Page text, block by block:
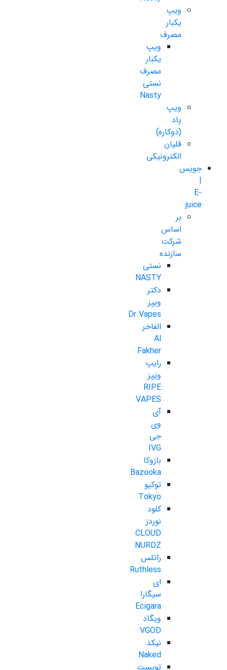
ویپ
یکبار
مصرف
ویپ
یکبار
مصرف
نستی
Nasty
ویپ
پاد
(دوکاره)
قلیان
الکترونیکی
جویس
|
E-
juice
بر
اساس
شرکت
سازنده
نستی
NASTY
دکتر
ویپز
Dr.Vapes
الفاخر
Al
Fakher
رایپ
ویپز
RIPE
VAPES
آی
وی
جی
IVG
بازوکا
Bazooka
توکیو
Tokyo
کلود
نوردز
CLOUD
NURDZ
راتلس
Ruthless
ای
سیگارا
Ecigara
ویگاد
VGOD
نیکد
Naked
تویست